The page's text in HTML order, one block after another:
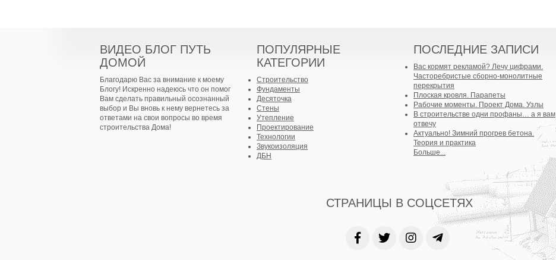
ВИДЕО БЛОГ ПУТЬ
ДОМОЙ
Благодарю Вас за внимание к моему
Блогу! Искренно надеюсь что он помог
Вам сделать правильный осознанный
выбор и Вы вновь к нему вернетесь за
ответами на свои вопросы во время
строительства Дома!
ПОПУЛЯРНЫЕ
КАТЕГОРИИ
Строительство
Фундаменты
Десяточка
Стены
Утепление
Проектирование
Технологии
Звукоизоляция
ДБН
ПОСЛЕДНИЕ ЗАПИСИ
Вас кормят рекламой? Лечу цифрами.
Часторебристые сборно-монолитные
перекрытия
Плоская кровля. Парапеты
Рабочие моменты. Проект Дома. Узлы
В строительстве одни профаны… а я вам
отвечу
Актуально! Зимний прогрев бетона.
Теория и практика
Больше...
СТРАНИЦЫ В СОЦСЕТЯХ